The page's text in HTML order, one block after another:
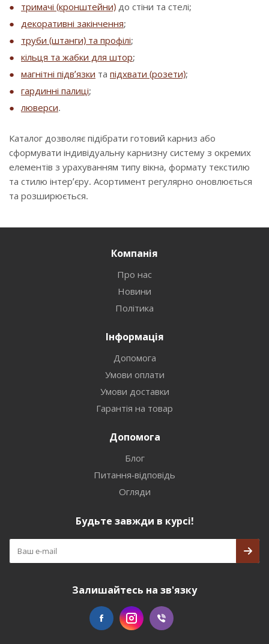
тримачі (кронштейни) до стіни та стелі;
декоративні закінчення;
труби (штанги) та профілі;
кільця та жабки для штор;
магнітні підв’язки та підхвати (розети);
гардинні палиці;
люверси.
Каталог дозволяє підібрати готовий карниз або
сформувати індивідуальну карнизну систему з окремих
елементів з урахуванням типу вікна, формату текстилю
та стилю інтер’єру. Асортимент регулярно оновлюється
та розширюється.
Компанія
Про нас
Новини
Політика
Інформація
Допомога
Умови оплати
Умови доставки
Гарантія на товар
Допомога
Блог
Питання-відповідь
Огляди
Будьте завжди в курсі!
Залишайтесь на зв'язку